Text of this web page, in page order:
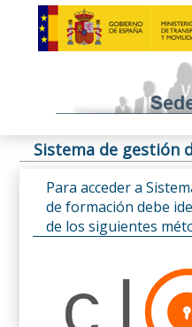
Sistema de gestión
Para acceder a
de formación debe
de los siguientes